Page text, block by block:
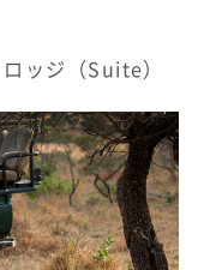
ッジ（Suite）